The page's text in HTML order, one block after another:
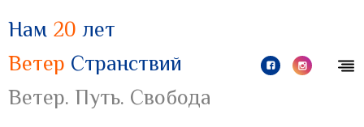
Нам 20 лет
Ветер Странствий
Ветер. Путь. Свобода